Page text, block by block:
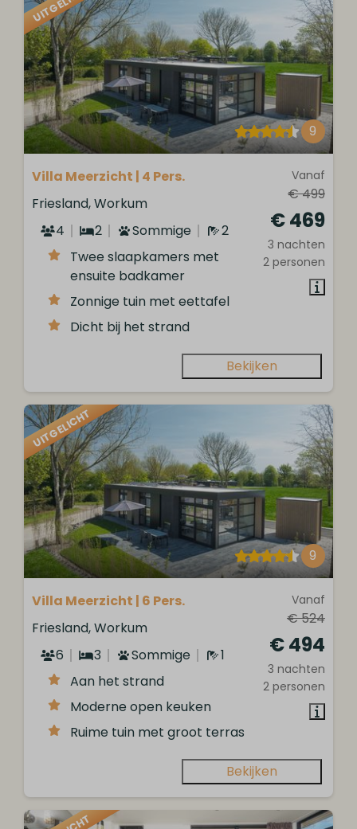
9
Vanaf
€ 499
€ 469
3 nachten
2 personen
Villa Meerzicht | 4 Pers.
Friesland, Workum
4
2 Sommige
2
Twee slaapkamers met
ensuite badkamer
Zonnige tuin met eettafel
Dicht bij het strand
Bekijken
UITGELICHT
9
Vanaf
€ 524
€ 494
3 nachten
2 personen
Villa Meerzicht | 6 Pers.
Friesland, Workum
6
3 Sommige
1
Aan het strand
Moderne open keuken
Ruime tuin met groot terras
Bekijken